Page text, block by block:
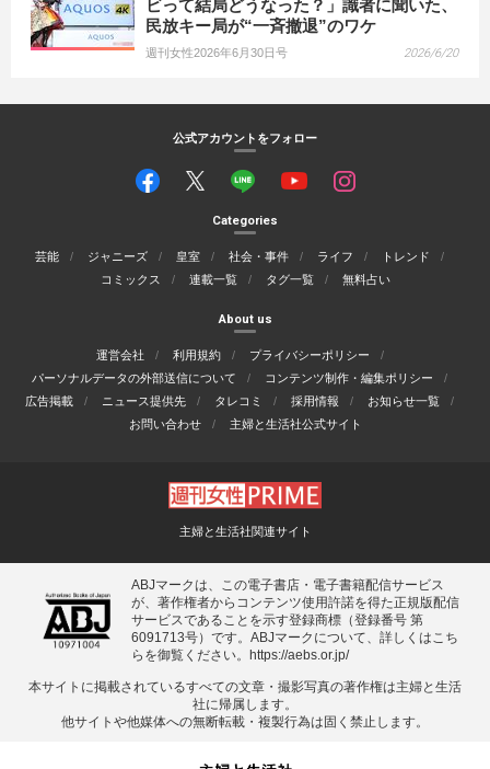
ビって結局どうなった？」識者に聞いた、
民放キー局が“一斉撤退”のワケ
週刊女性2026年6月30日号 2026/6/20
公式アカウントをフォロー
Categories
芸能 ジャニーズ 皇室 社会・事件 ライフ
トレンド
コミックス
連載一覧 タグ一覧 無料占い
About us
運営会社 利用規約
プライバシーポリシー
パーソナルデータの外部送信について
コンテンツ制作・編集ポリシー
広告掲載
ニュース提供先 タレコミ 採用情報
お知らせ一覧
お問い合わせ
主婦と生活社公式サイト
主婦と生活社関連サイト
ABJマークは、この電子書店・電子書籍配信サービス
が、著作権者からコンテンツ使用許諾を得た正規版配信
サービスであることを示す登録商標（登録番号 第
6091713号）です。ABJマークについて、詳しくはこち
らを御覧ください。
https://aebs.or.jp/
本サイトに掲載されているすべての⽂章・撮影写真の著作権は主婦と⽣活
社に帰属します。
他サイトや他媒体への無断転載・複製⾏為は固く禁⽌します。